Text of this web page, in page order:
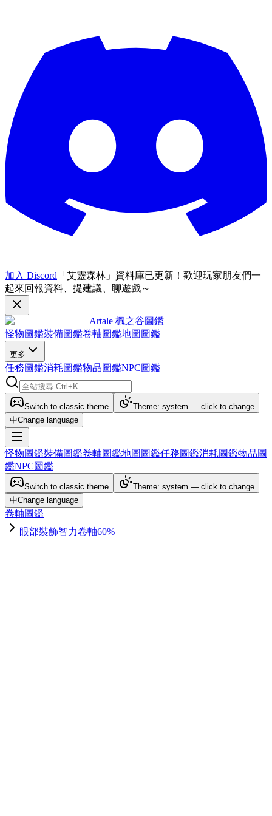
加入 Discord 「艾靈森林」資料庫已更新！歡迎玩家朋友們一
起來回報資料、提建議、聊遊戲～
Artale 楓之谷圖鑑
怪物圖鑑裝備圖鑑卷軸圖鑑地圖圖鑑
更多
任務圖鑑消耗圖鑑物品圖鑑NPC圖鑑
Switch to classic theme
Theme: system — click to change
中Change language
怪物圖鑑裝備圖鑑卷軸圖鑑地圖圖鑑任務圖鑑消耗圖鑑物品圖
鑑NPC圖鑑
Switch to classic theme
Theme: system — click to change
中Change language
卷軸圖鑑
眼部裝飾智力卷軸60%